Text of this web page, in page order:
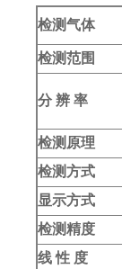
检测气体
检测范围
分 辨 率
检测原理
检测方式
显示方式
检测精度
线 性 度